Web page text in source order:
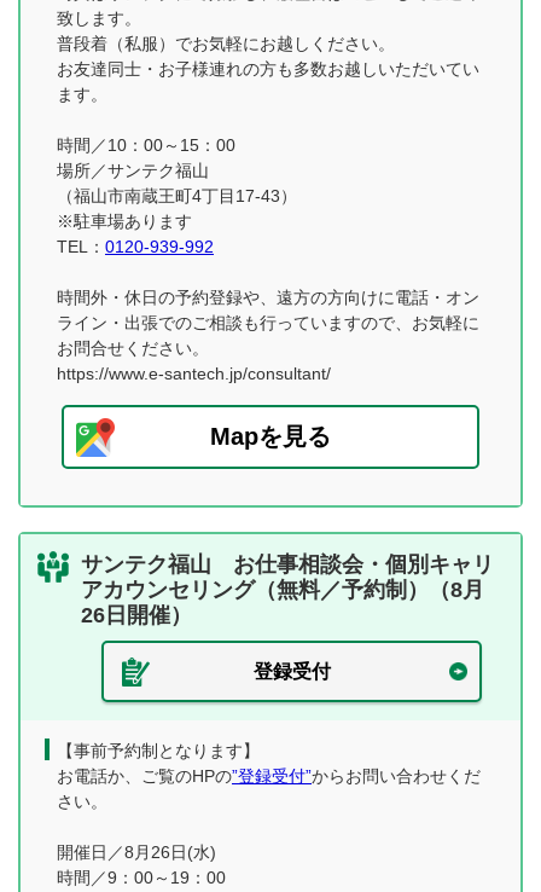
致します。
普段着（私服）でお気軽にお越しください。
お友達同士・お子様連れの方も多数お越しいただいてい
ます。
時間／10：00～15：00
場所／サンテク福山
（福山市南蔵王町4丁目17-43）
※駐車場あります
TEL： 0120-939-992
時間外・休日の予約登録や、遠方の方向けに電話・オン
ライン・出張でのご相談も行っていますので、お気軽に
お問合せください。
https://www.e-santech.jp/consultant/
Mapを見る
サンテク福山 お仕事相談会・個別キャリ
アカウンセリング（無料／予約制）（8月
26日開催）
登録受付
【事前予約制となります】
お電話か、ご覧のHPの”登録受付”からお問い合わせくだ
さい。
開催日／8月26日(水)
時間／9：00～19：00